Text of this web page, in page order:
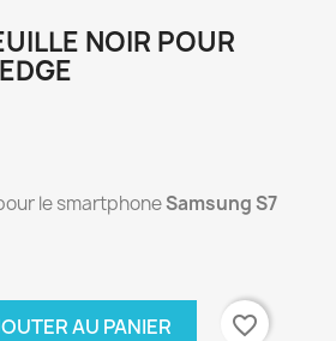
NOIR POUR
le smartphoneSamsung S7
AU PANIER favorite_border